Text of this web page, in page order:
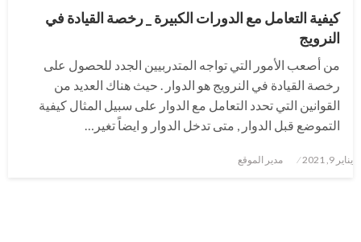
كيفية التعامل مع الدورات الكبيرة _ رخصة القيادة في
النرويج
من أصعب الأمور التي تواجه المتدربيين الجدد للحصول على
رخصة القيادة في النرويج هو الدوار . حيث هناك العديد من
القوانين التي تحدد التعامل مع الدوار على سبيل المثال كيفية
التموضع قبل الدوار , متى تدخل الدوار و ايضاً تغير…
نُشر
يناير 9, 2021 مدير الموقع